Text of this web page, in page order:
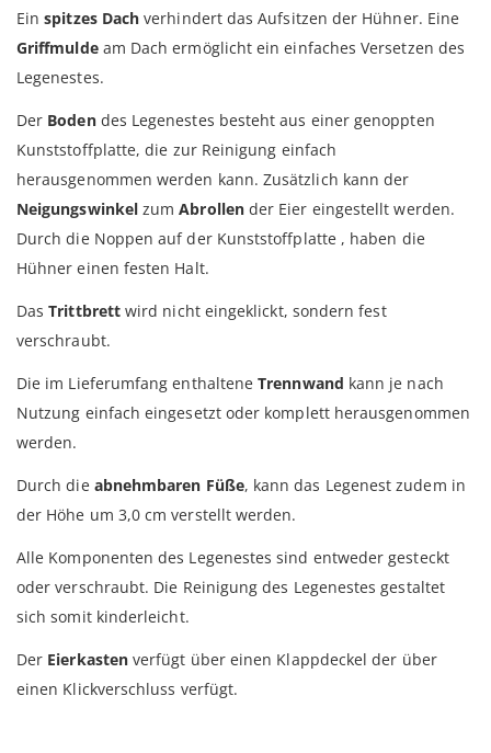
Einspitzes Dach verhindert das Aufsitzen der Hühner. Eine
Griffmuldeam Dach ermöglicht ein einfaches Versetzen des
Legenestes.
Der Bodendes Legenestes besteht aus einer genoppten
Kunststoffplatte, die zur Reinigung einfach
herausgenommen werden kann. Zusätzlich kann der
NeigungswinkelzumAbrollender Eier eingestellt werden.
Durch die Noppen auf der Kunststoffplatte , haben die
Hühner einen festen Halt.
DasTrittbrettwird nicht eingeklickt, sondern fest
verschraubt.
Die im Lieferumfang enthalteneTrennwand kann je nach
Nutzung einfach eingesetzt oder komplett herausgenommen
werden.
Durch die abnehmbaren Füße, kann das Legenest zudem in
der Höhe um 3,0 cm verstellt werden.
Alle Komponenten des Legenestes sind entweder gesteckt
oder verschraubt. Die Reinigung des Legenestes gestaltet
sich somit kinderleicht.
Der Eierkastenverfügt über einen Klappdeckel der über
einen Klickverschluss verfügt.